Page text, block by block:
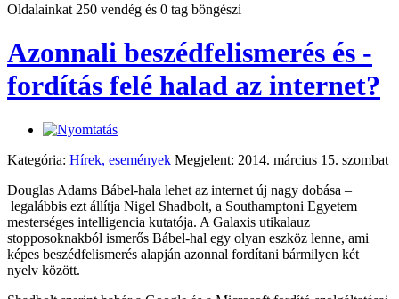
Oldalainkat 250 vendég és 0 tag böngészi
Azonnali beszédfelismerés és -
fordítás felé halad az internet?
Kategória: Hírek, események Megjelent: 2014. március 15. szombat
Douglas Adams Bábel-hala lehet az internet új nagy dobása –
legalábbis ezt állítja Nigel Shadbolt, a Southamptoni Egyetem
mesterséges intelligencia kutatója. A Galaxis utikalauz
stopposoknakból ismerős Bábel-hal egy olyan eszköz lenne, ami
képes beszédfelismerés alapján azonnal fordítani bármilyen két
nyelv között.